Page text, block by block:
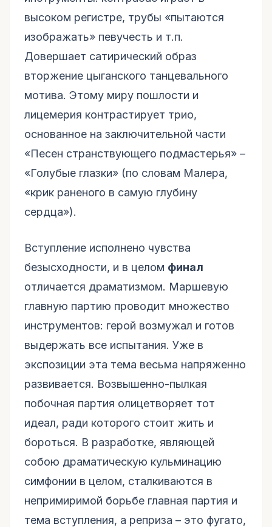
высоком регистре, трубы «пытаются
изображать» певучесть и т.п.
Довершает сатирический образ
вторжение цыганского танцевального
мотива. Этому миру пошлости и
лицемерия контрастирует трио,
основанное на заключительной части
«Песен странствующего подмастерья» –
«Голубые глазки» (по словам Малера,
«крик раненого в самую глубину
сердца»).
Вступление исполнено чувства
безысходности, и в целом финал
отличается драматизмом. Маршевую
главную партию проводит множество
инструментов: герой возмужал и готов
выдержать все испытания. Уже в
экспозиции эта тема весьма напряженно
развивается. Возвышенно-пылкая
побочная партия олицетворяет тот
идеал, ради которого стоит жить и
бороться. В разработке, являющей
собою драматическую кульминацию
симфонии в целом, сталкиваются в
непримиримой борьбе главная партия и
тема вступления, а реприза – это фугато,